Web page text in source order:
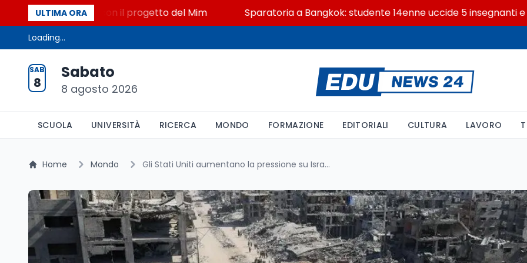
ULTIMA ORA
STEM a Lerici con il progetto del Mim Sparatoria a Bangkok: studente 14enne uccide 5 insegnanti e i nonni
Loading...
SAB
8
Sabato
8 agosto 2026
SCUOLA UNIVERSITÀ RICERCA MONDO FORMAZIONE EDITORIALI CULTURA LAVORO
Home Mondo Gli Stati Uniti aumentano la pressione su Israele per la creazione di uno Stato palestinese: nuove dinamiche e ostacoli nel cessate il fuoco a Gaza